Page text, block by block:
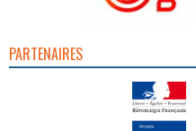
PARTENAIRES